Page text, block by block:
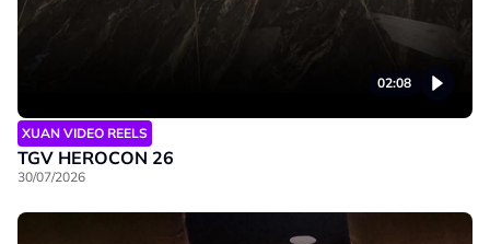
02:08
XUAN VIDEO REELS
TGV HEROCON 26
30/07/2026